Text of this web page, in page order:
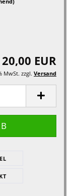
20,00 EUR
MwSt. zzgl. Versand